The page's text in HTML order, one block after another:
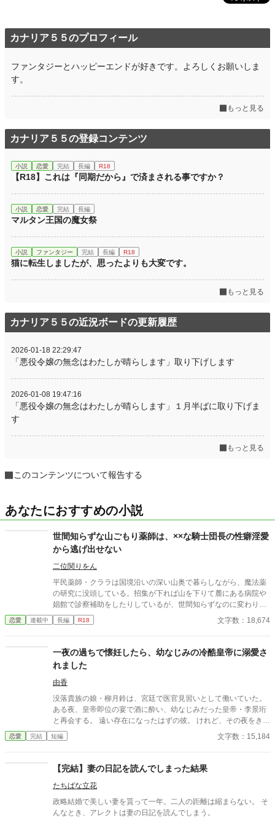
カナリア５５のプロフィール
ファンタジーとハッピーエンドが好きです。よろしくお願いしま
す。
もっと見る
カナリア５５の登録コンテンツ
小説 恋愛 完結 長編 R18
【R18】これは『同期だから』で済まされる事ですか？
小説 恋愛 完結 長編
マルタン王国の魔女祭
小説 ファンタジー 完結 長編 R18
猫に転生しましたが、思ったよりも大変です。
もっと見る
カナリア５５の近況ボードの更新履歴
2026-01-18 22:29:47
「悪役令嬢の無念はわたしが晴らします」取り下げします
2026-01-08 19:47:16
「悪役令嬢の無念はわたしが晴らします」１月半ばに取り下げま
す
もっと見る
このコンテンツについて報告する
あなたにおすすめの小説
世間知らずな山ごもり薬師は、××な騎士団長の性癖淫愛
から逃げ出せない
二位関りをん
平民薬師・クララは国境沿いの深い山奥で暮らしながら、魔法薬
の研究に没頭している。招集が下れば山を下りて麓にある病院や
娼館で診察補助をしたりしているが、世間知らずなのに変わりは
ない。 ある日、山の中で倒れている男性を発見。彼はなんと騎士
団長・レイルドで女嫌いの噂を持つ人物だった。 当然女嫌いの噂
が、レイルドには隠している秘密……性癖があった。 ――君の××
××、触らせてもらえないだろうか？
恋愛 連載中 長編 R18 文字数：18,674
一夜の過ちで懐妊したら、幼なじみの冷酷皇帝に溺愛さ
れました
由香
没落貴族の娘・柳月鈴は、宮廷で医官見習いとして働いていた。
ある夜、皇帝即位の宴で酒に酔い、幼なじみだった皇帝・李景珩
と再会する。 遠い存在になったはずの彼。 けれど、その夜をきっ
かけに月鈴の運命は大きく動き出す。 冷酷と恐れられる皇帝が、
なぜか彼女だけには甘すぎて――。
恋愛 完結 短編 文字数：15,184
【完結】妻の日記を読んでしまった結果
たちばな立花
政略結婚で美しい妻を貰って一年。二人の距離は縮まらない。 そ
んなとき、アレクトは妻の日記を読んでしまう。